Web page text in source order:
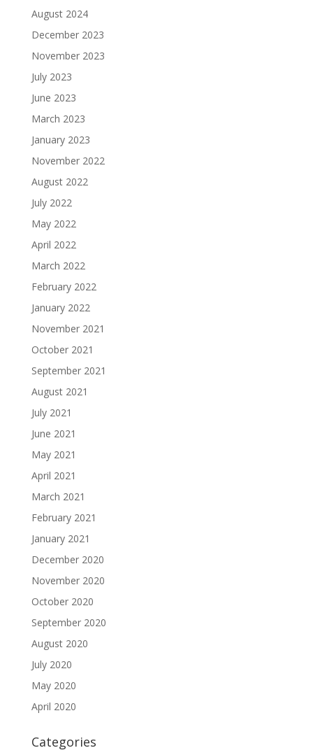
August 2024
December 2023
November 2023
July 2023
June 2023
March 2023
January 2023
November 2022
August 2022
July 2022
May 2022
April 2022
March 2022
February 2022
January 2022
November 2021
October 2021
September 2021
August 2021
July 2021
June 2021
May 2021
April 2021
March 2021
February 2021
January 2021
December 2020
November 2020
October 2020
September 2020
August 2020
July 2020
May 2020
April 2020
Categories